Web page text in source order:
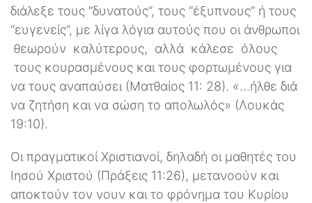
διάλεξε τους “δυνατούς”, τους “έξυπνους” ή τους
“ευγενείς”, με λίγα λόγια αυτούς που οι άνθρωποι
θεωρούν καλύτερους, αλλά κάλεσε όλους
τους κουρασμένους και τους φορτωμένους για
να τους αναπαύσει (Ματθαίος 11: 28). «...ήλθε διά
να ζητήση και να σώση το απολωλός» (Λουκάς
19:10).
Οι πραγματικοί Χριστιανοί, δηλαδή οι μαθητές του
Ιησού Χριστού (Πράξεις 11:26), μετανοούν και
αποκτούν τον νουν και το φρόνημα του Κυρίου